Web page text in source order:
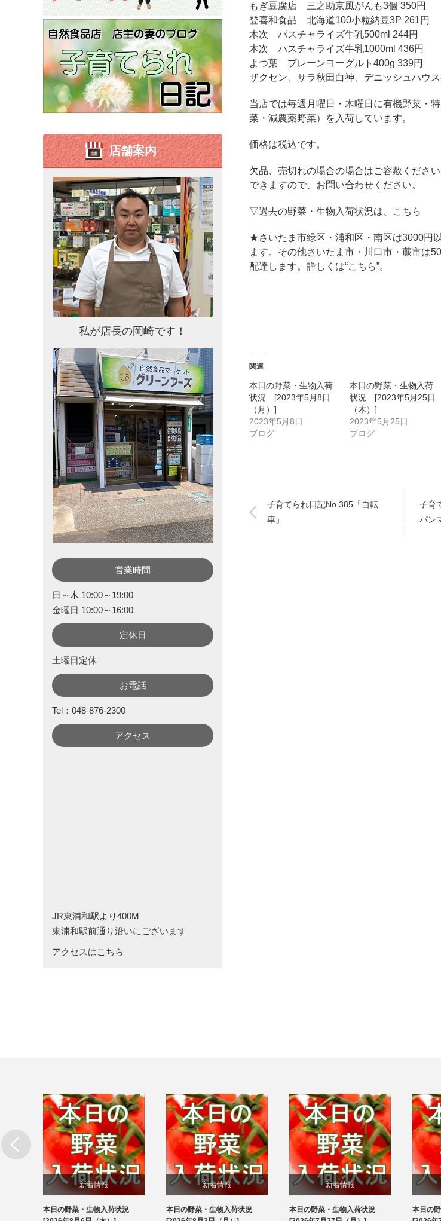
もぎ豆腐店 三之助京風がんも3個 350円
登喜和食品 北海道100小粒納豆3P 261円
木次 パスチャライズ牛乳500ml 244円
木次 パスチャライズ牛乳1000ml 436円
よつ葉 プレーンヨーグルト400g 339円
ザクセン、サラ秋田白神、デニッシュハウ
当店では毎週月曜日・木曜日に有機野菜・
菜・減農薬野菜）を入荷しています。
価格は税込です。
欠品、売切れの場合の場合はご容赦くださ
できますので、お問い合わせください。
▽過去の野菜・生物入荷状況は、こちら
★さいたま市緑区・浦和区・南区は3000円
ます。その他さいたま市・川口市・蕨市は
配達します。詳しくは“こちら”。
関連
本日の野菜・生物入荷
状況 [2023年5月8日
（月）]
2023年5月8日
ブログ
本日の野菜・生物入荷
状況 [2023年5月25日
（木）]
2023年5月25日
ブログ
子育てられ日記No.385「自転
車」
子育
パン
店舗案内
私が店長の岡崎です！
営業時間
日～木 10:00～19:00
金曜日 10:00～16:00
定休日
土曜日定休
お電話
Tel：048-876-2300
アクセス
JR東浦和駅より400M
東浦和駅前通り沿いにございます
アクセスはこちら
新着情報
ブログ
本日の野菜・生物入荷状況
新着情報
ブログ
本日の野菜・生物入荷状況
新着情報
ブログ
本日の野菜・生物入荷状況
本日の